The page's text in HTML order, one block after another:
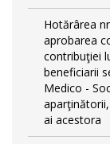
Hotărârea
aprobarea
contribuţiei
beneficiarii
Medico -
ai acestora